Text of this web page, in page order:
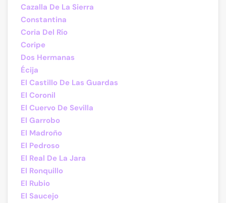
Cazalla De La Sierra
Constantina
Coria Del Río
Coripe
Dos Hermanas
Écija
El Castillo De Las Guardas
El Coronil
El Cuervo De Sevilla
El Garrobo
El Madroño
El Pedroso
El Real De La Jara
El Ronquillo
El Rubio
El Saucejo